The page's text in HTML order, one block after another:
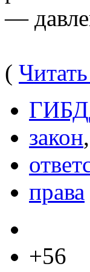
—
(
закон,
права
+56